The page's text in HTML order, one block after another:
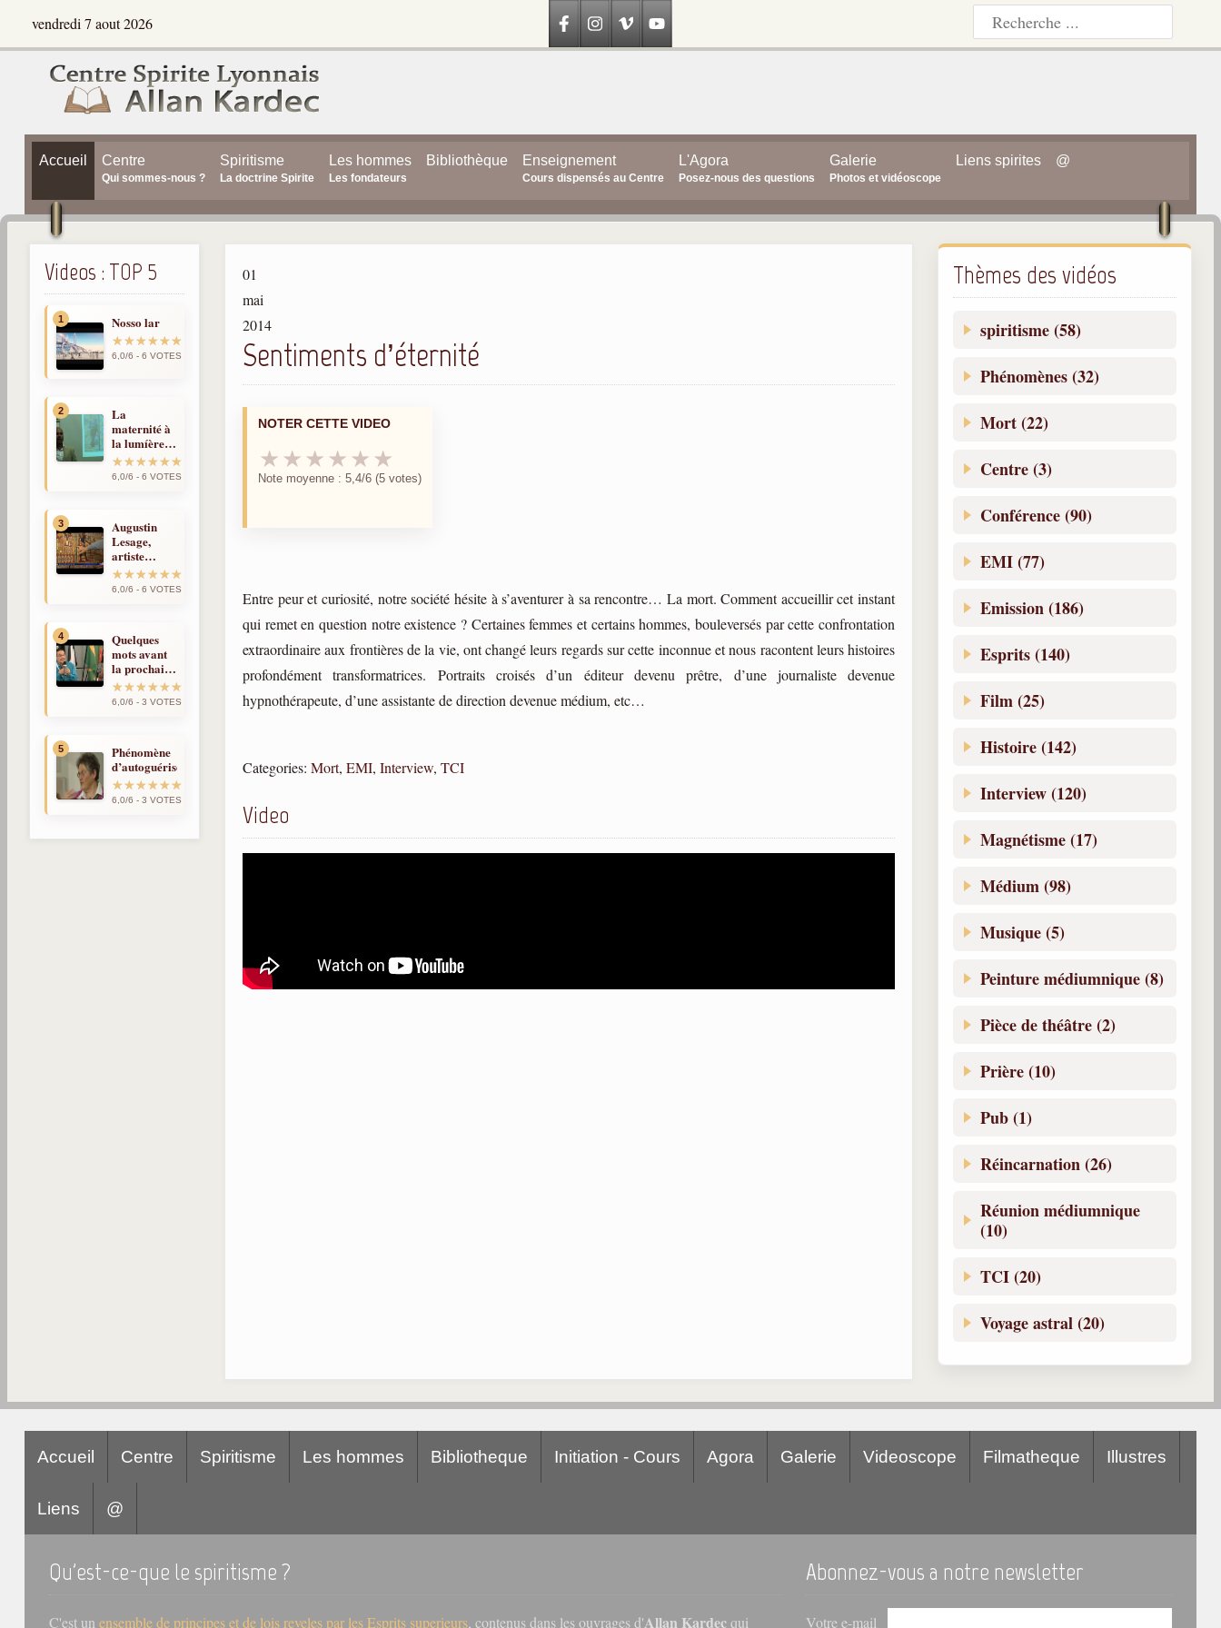
vendredi 7 aout 2026
Accueil Centre
Qui sommes-nous ?
Spiritisme
La doctrine Spirite
Les hommes
Les fondateurs
Bibliothèque Enseignement
Cours dispensés au Centre
L'Agora
Posez-nous des questions
Galerie
Photos et vidéoscope
Liens spirites @
Videos : TOP 5
1 Nosso lar
6,0/6 - 6 VOTES
2
La
maternité à
la lumíère
de la
réincarnation
6,0/6 - 6 VOTES
3
Augustin
Lesage,
artiste
médium et
spirite
6,0/6 - 6 VOTES
4
Quelques
mots avant
la prochaine
fois
6,0/6 - 3 VOTES
5
Phénomène
d’autoguérison
6,0/6 - 3 VOTES
01
mai
2014
Sentiments d’éternité
NOTER CETTE VIDEO
★ ★ ★ ★ ★ ★
Note moyenne : 5,4/6 (5 votes)
Entre peur et curiosité, notre société hésite à s’aventurer à sa rencontre… La mort. Comment accueillir cet instant
qui remet en question notre existence ? Certaines femmes et certains hommes, bouleversés par cette confrontation
extraordinaire aux frontières de la vie, ont changé leurs regards sur cette inconnue et nous racontent leurs histoires
profondément transformatrices. Portraits croisés d’un éditeur devenu prêtre, d’une journaliste devenue
hypnothérapeute, d’une assistante de direction devenue médium, etc…
Categories:Mort,EMI,Interview,TCI
Video
Thèmes des vidéos
spiritisme (58)
Phénomènes (32)
Mort (22)
Centre (3)
Conférence (90)
EMI (77)
Emission (186)
Esprits (140)
Film (25)
Histoire (142)
Interview (120)
Magnétisme (17)
Médium (98)
Musique (5)
Peinture médiumnique (8)
Pièce de théâtre (2)
Prière (10)
Pub (1)
Réincarnation (26)
Réunion médiumnique
(10)
TCI (20)
Voyage astral (20)
Accueil Centre Spiritisme Les hommes Bibliotheque Initiation - Cours Agora Galerie Videoscope Filmatheque Illustres
Liens @
Qu'est-ce-que le spiritisme ?
C'est un ensemble de principes et de lois reveles par les Esprits superieurs, contenus dans les ouvrages d'Allan Kardecqui
Abonnez-vous a notre newsletter
Votre e-mail